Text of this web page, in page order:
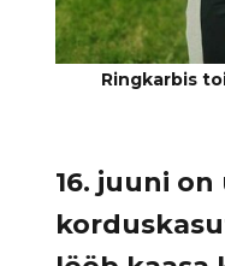
16. juuni